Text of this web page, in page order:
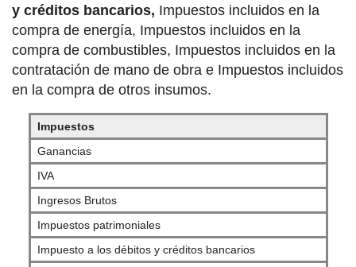
y créditos bancarios, Impuestos incluidos en la
compra de energía, Impuestos incluidos en la
compra de combustibles, Impuestos incluidos en la
contratación de mano de obra e Impuestos incluidos
en la compra de otros insumos.
Impuestos
Ganancias
IVA
Ingresos Brutos
Impuestos patrimoniales
Impuesto a los débitos y créditos bancarios